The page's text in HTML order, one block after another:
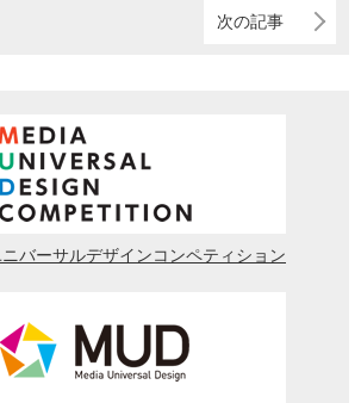
次の記事
ニバーサルデザインコンペティション